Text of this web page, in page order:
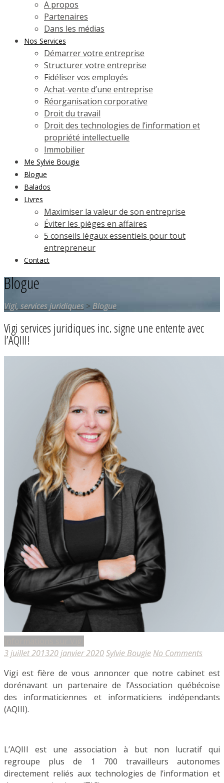
A propos
Partenaires
Dans les médias
Nos Services
Démarrer votre entreprise
Structurer votre entreprise
Fidéliser vos employés
Achat-vente d’une entreprise
Réorganisation corporative
Droit du travail
Droit des technologies de l’information et
propriété intellectuelle
Immobilier
Me Sylvie Bougie
Blogue
Balados
Livres
Maximiser la valeur de son entreprise
Éviter les pièges en affaires
5 conseils légaux essentiels pour tout
entrepreneur
Contact
Blogue
Vigi, services juridiques > Blogue
Vigi services juridiques inc. signe une entente avec
l’AQIII!
3 juillet 201320 janvier 2020Sylvie Bougie No Comments
Vigi est fière de vous annoncer que notre cabinet est
dorénavant un partenaire de l’Association québécoise
des informaticiennes et informaticiens indépendants
(AQIII).
L’AQIII est une association à but non lucratif qui
regroupe plus de 1 700 travailleurs autonomes
directement reliés aux technologies de l’information et